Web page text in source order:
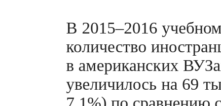
В 2015–2016
количество
в американских
увеличилось на 69